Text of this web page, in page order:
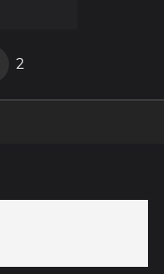
2